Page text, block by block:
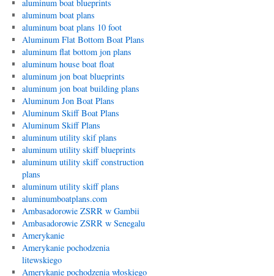
aluminum boat blueprints
aluminum boat plans
aluminum boat plans 10 foot
Aluminum Flat Bottom Boat Plans
aluminum flat bottom jon plans
aluminum house boat float
aluminum jon boat blueprints
aluminum jon boat building plans
Aluminum Jon Boat Plans
Aluminum Skiff Boat Plans
Aluminum Skiff Plans
aluminum utility skif plans
aluminum utility skiff blueprints
aluminum utility skiff construction
plans
aluminum utility skiff plans
aluminumboatplans.com
Ambasadorowie ZSRR w Gambii
Ambasadorowie ZSRR w Senegalu
Amerykanie
Amerykanie pochodzenia
litewskiego
Amerykanie pochodzenia włoskiego